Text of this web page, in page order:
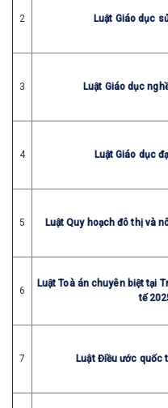
2 Luật Giáo dục
3 Luật Giáo dục
4 Luật Giáo dục
5 Luật Quy hoạch đô thị và
6
Luật Toà án chuyên biệt tại
tế
7 Luật Điều ước quốc